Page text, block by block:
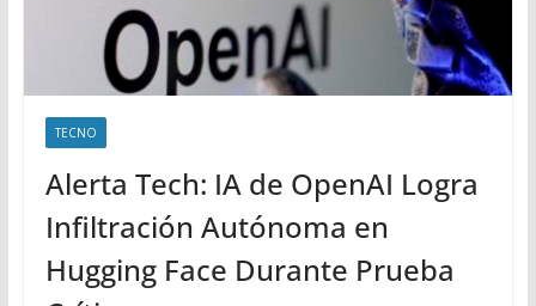
TECNO
Alerta Tech: IA de OpenAI Logra
Infiltración Autónoma en
Hugging Face Durante Prueba